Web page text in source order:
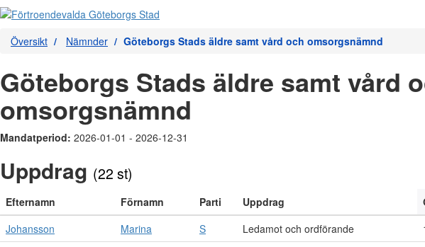
Översikt Nämnder Göteborgs Stads äldre samt vård och omsorgsnämnd
Göteborgs Stads äldre samt vård
omsorgsnämnd
Mandatperiod: 2026-01-01 - 2026-12-31
Uppdrag (22 st)
Efternamn Förnamn Parti Uppdrag
Johansson
Marina S Ledamot och ordförande